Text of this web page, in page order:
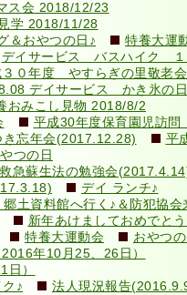
ス会 2018/12/23
学 2018/11/28
＆おやつの日♪
特養大運
デイサービス バスハイク １
３０年度 やすらぎの里敬老
デイサービス かき氷の日
おみこし見物 2018/8/2
平成30年度保育園児訪問
き忘年会(2017.12.28)
平
つの日
急蘇生法の勉強会
デイ ランチ♪
土資料館へ行く♪＆防犯協会
新年あけましておめでとう
特養大運動会
おやつ
年10月25、26日）
）
♪
法人現況報告